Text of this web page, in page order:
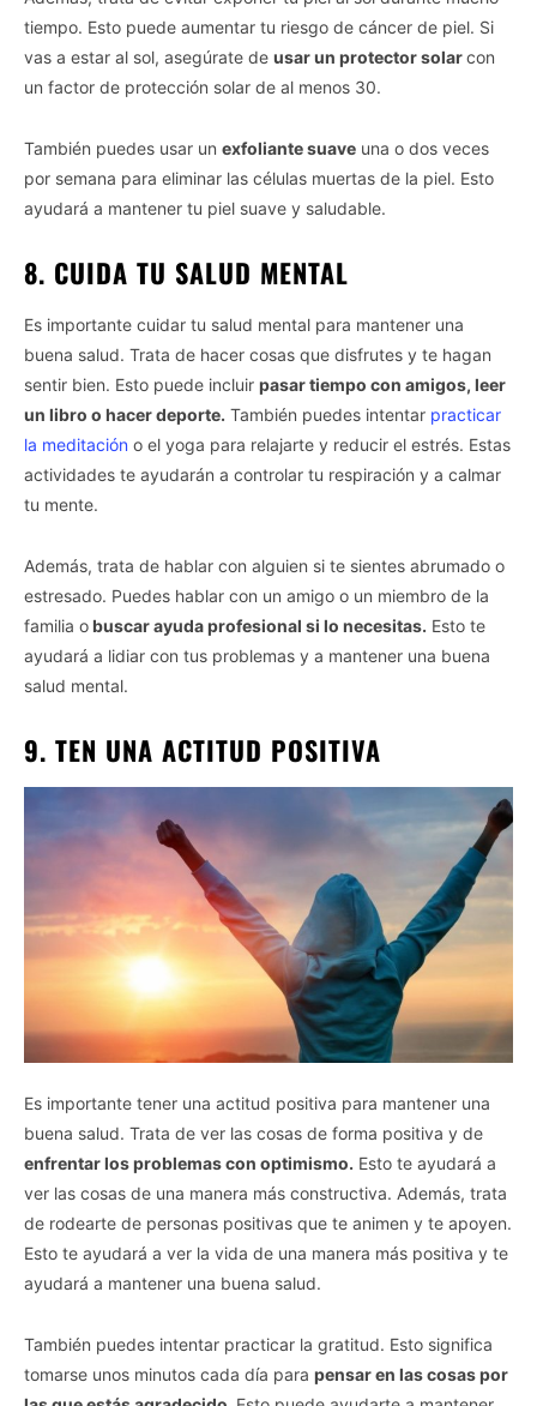
third parties.
Personal Data Processing Opt Outs
Opted In
I want to opt-out of the Sale of my
Personal Data.
I want to opt-out of processing my
Personal Data for Targeted Advertising.
I want to opt-out of Collection, Use,
Retention, Sale, and/or Sharing of my
Personal Data that Is Unrelated with the
Purposes for which it was collected.
Opted Out
CONFIRM
tiempo. Esto puede aumentar tu riesgo de cáncer de piel. Si
vas a estar al sol, asegúrate de usar un protector solarcon
un factor de protección solar de al menos 30.
También puedes usar un exfoliante suave una o dos veces
por semana para eliminar las células muertas de la piel. Esto
ayudará a mantener tu piel suave y saludable.
8. CUIDA TU SALUD MENTAL
Es importante cuidar tu salud mental para mantener una
buena salud. Trata de hacer cosas que disfrutes y te hagan
sentir bien. Esto puede incluir pasar tiempo con amigos, leer
un libro o hacer deporte. También puedes intentar practicar
la meditación o el yoga para relajarte y reducir el estrés. Estas
actividades te ayudarán a controlar tu respiración y a calmar
tu mente.
Además, trata de hablar con alguien si te sientes abrumado o
estresado. Puedes hablar con un amigo o un miembro de la
familia o buscar ayuda profesional si lo necesitas. Esto te
ayudará a lidiar con tus problemas y a mantener una buena
salud mental.
9. TEN UNA ACTITUD POSITIVA
Es importante tener una actitud positiva para mantener una
buena salud. Trata de ver las cosas de forma positiva y de
enfrentar los problemas con optimismo. Esto te ayudará a
ver las cosas de una manera más constructiva. Además, trata
de rodearte de personas positivas que te animen y te apoyen.
Esto te ayudará a ver la vida de una manera más positiva y te
ayudará a mantener una buena salud.
También puedes intentar practicar la gratitud. Esto significa
tomarse unos minutos cada día para pensar en las cosas por